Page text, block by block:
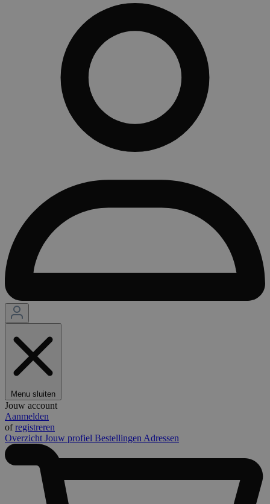
Menu sluiten
Jouw account
Aanmelden
ofregistreren
Overzicht Jouw profiel Bestellingen Adressen